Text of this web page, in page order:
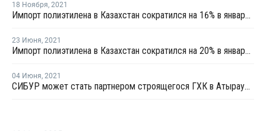
18 Ноября, 2021
Импорт полиэтилена в Казахстан сократился на 16% в январе - сентябре
23 Июня, 2021
Импорт полиэтилена в Казахстан сократился на 20% в январе - апреле
04 Июня, 2021
СИБУР может стать партнером строящегося ГХК в Атырауской области